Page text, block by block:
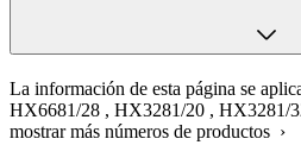
La información de esta página se
HX6681/28 , HX3281/20 , HX3281/
mostrar más números de productos ›